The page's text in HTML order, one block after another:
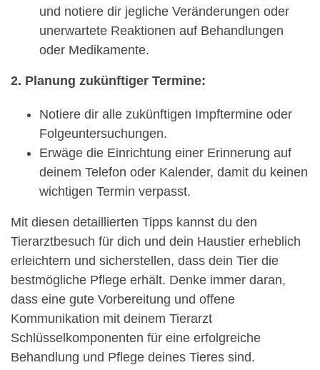
und notiere dir jegliche Veränderungen oder
unerwartete Reaktionen auf Behandlungen
oder Medikamente.
2. Planung zukünftiger Termine:
Notiere dir alle zukünftigen Impftermine oder
Folgeuntersuchungen.
Erwäge die Einrichtung einer Erinnerung auf
deinem Telefon oder Kalender, damit du keinen
wichtigen Termin verpasst.
Mit diesen detaillierten Tipps kannst du den
Tierarztbesuch für dich und dein Haustier erheblich
erleichtern und sicherstellen, dass dein Tier die
bestmögliche Pflege erhält. Denke immer daran,
dass eine gute Vorbereitung und offene
Kommunikation mit deinem Tierarzt
Schlüsselkomponenten für eine erfolgreiche
Behandlung und Pflege deines Tieres sind.